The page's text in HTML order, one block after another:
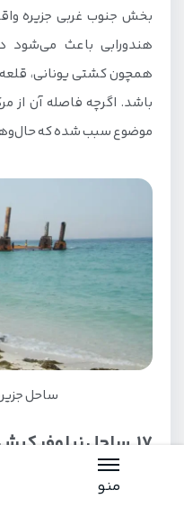
منو
بخش جنوب غربی جزیره
هندورابی باعث می‌شود
همچون کشتی یونانی،
باشد. اگرچه فاصله آن از
موضوع سبب شده که
ساحل
17. ساحل نیلوفر کیش
ساحل نیلوفر در نزدیکی